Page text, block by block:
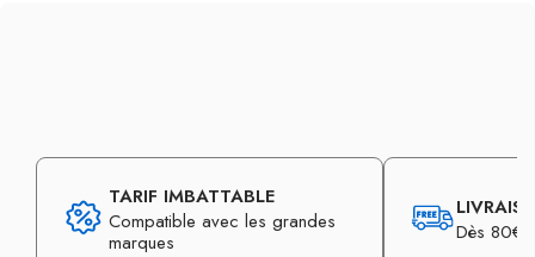
TARIF IMBATTABLE
Compatible avec les grandes
marques
Dès 80€